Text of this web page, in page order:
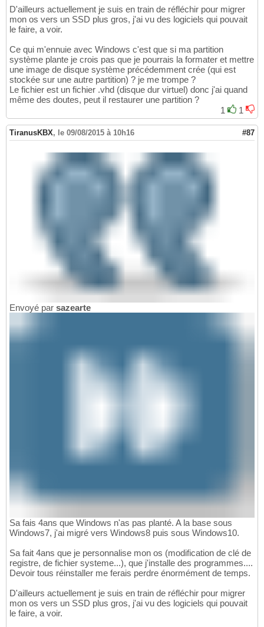
D'ailleurs actuellement je suis en train de réfléchir pour migrer
mon os vers un SSD plus gros, j'ai vu des logiciels qui pouvait
le faire, a voir.
Ce qui m'ennuie avec Windows c'est que si ma partition
système plante je crois pas que je pourrais la formater et mettre
une image de disque système précédemment crée (qui est
stockée sur une autre partition) ? je me trompe ?
Le fichier est un fichier .vhd (disque dur virtuel) donc j'ai quand
même des doutes, peut il restaurer une partition ?
1
1
TiranusKBX, le 09/08/2015 à 10h16 #87
Envoyé par sazearte
Sa fais 4ans que Windows n'as pas planté. A la base sous
Windows7, j'ai migré vers Windows8 puis sous Windows10.
Sa fait 4ans que je personnalise mon os (modification de clé de
registre, de fichier systeme...), que j'installe des programmes....
Devoir tous réinstaller me ferais perdre énormément de temps.
D'ailleurs actuellement je suis en train de réfléchir pour migrer
mon os vers un SSD plus gros, j'ai vu des logiciels qui pouvait
le faire, a voir.